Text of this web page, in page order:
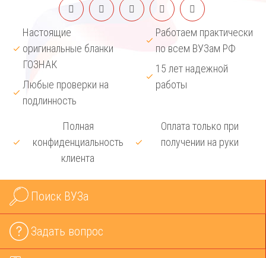
Настоящие
оригинальные бланки
ГОЗНАК
Любые проверки на
подлинность
Работаем практически
по всем ВУЗам РФ
15 лет надежной
работы
Полная
конфиденциальность
клиента
Оплата только при
получении на руки
Поиск ВУЗа
Задать вопрос